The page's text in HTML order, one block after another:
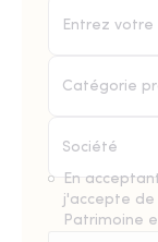
Catégorie
En
j'accepte de
Patrimoine